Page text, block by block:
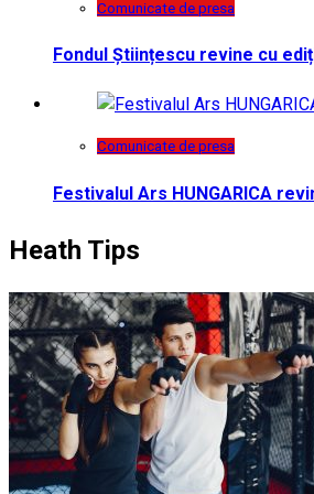
Comunicate de presa
Fondul Științescu revine cu
Comunicate de presa
Festivalul Ars HUNGARICA
Heath Tips